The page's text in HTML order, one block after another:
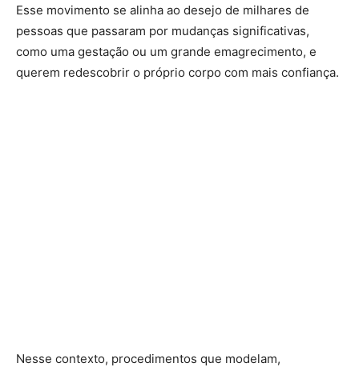
Esse movimento se alinha ao desejo de milhares de
pessoas que passaram por mudanças significativas,
como uma gestação ou um grande emagrecimento, e
querem redescobrir o próprio corpo com mais confiança.
Nesse contexto, procedimentos que modelam,